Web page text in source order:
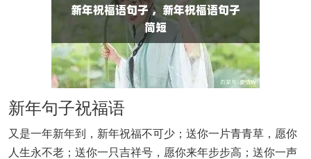
新年句子祝福语
又是一年新年到，新年祝福不可少；送你一片青青草，愿你
人生永不老；送你一只吉祥号，愿你来年步步高；送你一声